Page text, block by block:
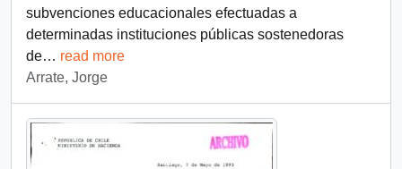
subvenciones educacionales efectuadas a
determinadas instituciones públicas sostenedoras
de… read more
Arrate, Jorge